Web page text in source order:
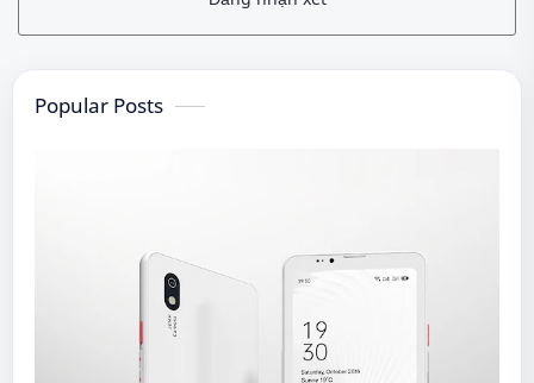
Popular Posts